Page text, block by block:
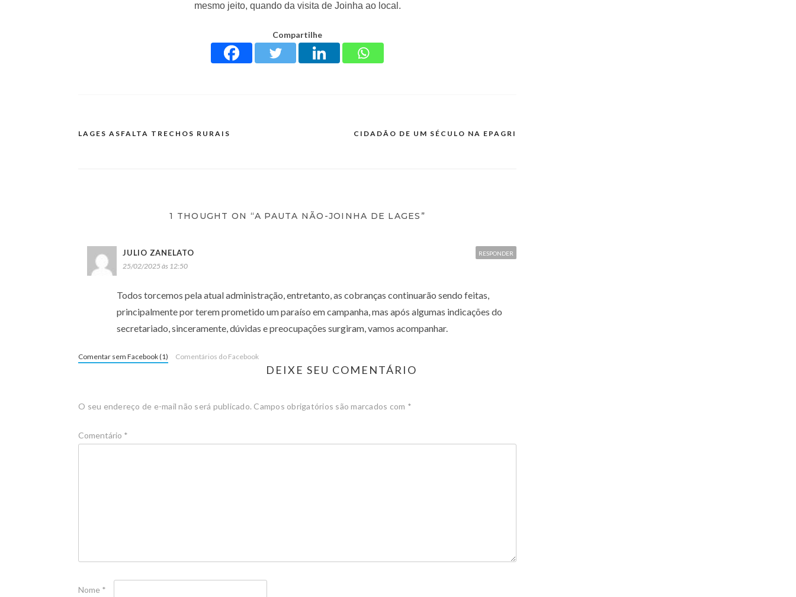
mesmo jeito, quando da visita de Joinha ao local.
Compartilhe
LAGES ASFALTA TRECHOS RURAIS CIDADÃO DE UM SÉCULO NA EPAGRI
1 THOUGHT ON “A PAUTA NÃO-JOINHA DE LAGES”
JULIO ZANELATO
25/02/2025 às 12:50
Todos torcemos pela atual administração, entretanto, as cobranças continuarão sendo feitas,
principalmente por terem prometido um paraíso em campanha, mas após algumas indicações do
secretariado, sinceramente, dúvidas e preocupações surgiram, vamos acompanhar.
RESPONDER
DEIXE SEU COMENTÁRIO
Comentar sem Facebook (1) Comentários do Facebook
O seu endereço de e-mail não será publicado. Campos obrigatórios são marcados com *
Comentário *
Nome *